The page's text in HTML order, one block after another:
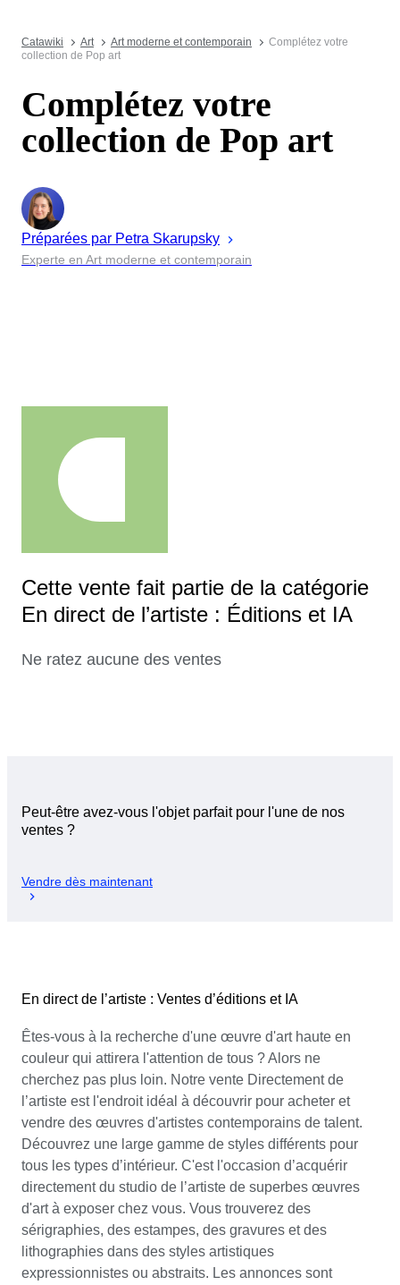
Catawiki Art Art moderne et contemporain
Complétez votre
collection de Pop art
Complétez votre
collection de Pop art
Préparées par Petra Skarupsky
Experte en Art moderne et contemporain
Cette vente fait partie de la catégorie
En direct de l’artiste : Éditions et IA
Ne ratez aucune des ventes
Peut-être avez-vous l'objet parfait pour l'une de nos
ventes ?
Vendre dès maintenant
En direct de l’artiste : Ventes d’éditions et IA
Êtes-vous à la recherche d'une œuvre d'art haute en
couleur qui attirera l'attention de tous ? Alors ne
cherchez pas plus loin. Notre vente Directement de
l’artiste est l'endroit idéal à découvrir pour acheter et
vendre des œuvres d'artistes contemporains de talent.
Découvrez une large gamme de styles différents pour
tous les types d’intérieur. C'est l'occasion d’acquérir
directement du studio de l’artiste de superbes œuvres
d'art à exposer chez vous. Vous trouverez des
sérigraphies, des estampes, des gravures et des
lithographies dans des styles artistiques
expressionnistes ou abstraits. Les annonces sont